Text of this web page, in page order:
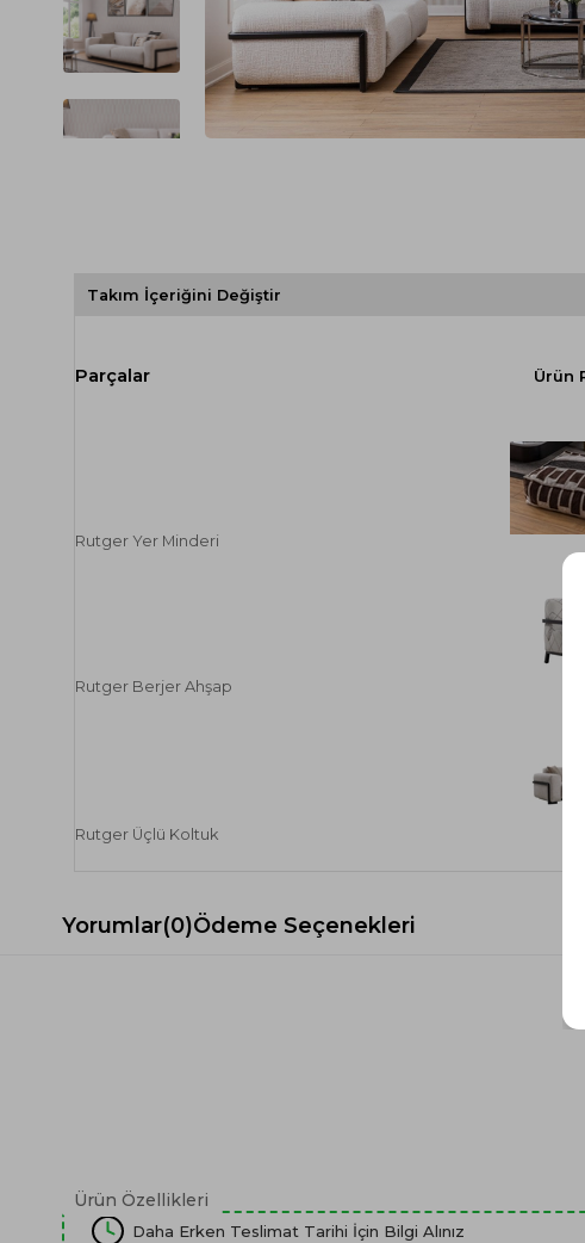
Spor Koltuk Takımı
Krem Koltuk Takımı
Gri Koltuk Takımı
Gri TV Ünitesi
Beyaz TV Ünitesi
Siyah TV Ünitesi
Takım İçeriğini Değiştir
Ürün
Rutger Yer Minderi
Rutger Berjer Ahşap
Rutger Üçlü Koltuk
Yorumlar(0)Ödeme Seçenekleri
Ürün Özellikleri
Daha Erken Teslimat Tarihi İçin Bilgi Alınız